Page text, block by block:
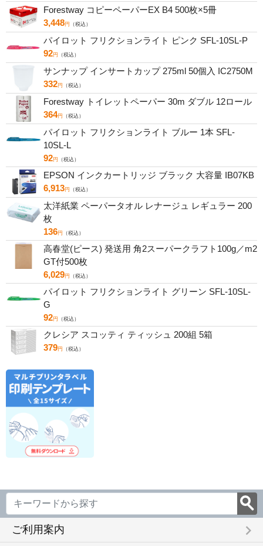
Forestway コピーペーパーEX B4 500枚×5冊
3,448円 （税込）
パイロット フリクションライト ピンク SFL-10SL-P
92円 （税込）
サンナップ インサートカップ 275ml 50個入 IC2750M
332円 （税込）
Forestway トイレットペーパー 30m ダブル 12ロール
364円 （税込）
パイロット フリクションライト ブルー 1本 SFL-
10SL-L
92円 （税込）
EPSON インクカートリッジ ブラック 大容量 IB07KB
6,913円 （税込）
太洋紙業 ペーパータオル レナージュ レギュラー 200
枚
136円 （税込）
高春堂(ピース) 発送用 角2スーパークラフト100g／m2
GT付500枚
6,029円 （税込）
パイロット フリクションライト グリーン SFL-10SL-
G
92円 （税込）
クレシア スコッティ ティッシュ 200組 5箱
379円 （税込）
ご利用案内 keyboard_arrow_right